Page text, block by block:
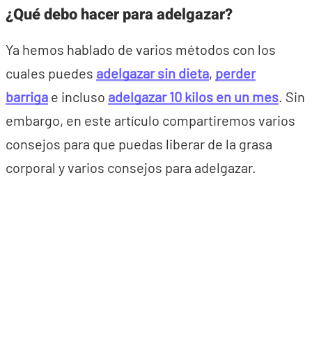
¿Qué debo hacer para adelgazar?
Ya hemos hablado de varios métodos con los
cuales puedes adelgazar sin dieta, perder
barriga e incluso adelgazar 10 kilos en un mes. Sin
embargo, en este artículo compartiremos varios
consejos para que puedas liberar de la grasa
corporal y varios consejos para adelgazar.